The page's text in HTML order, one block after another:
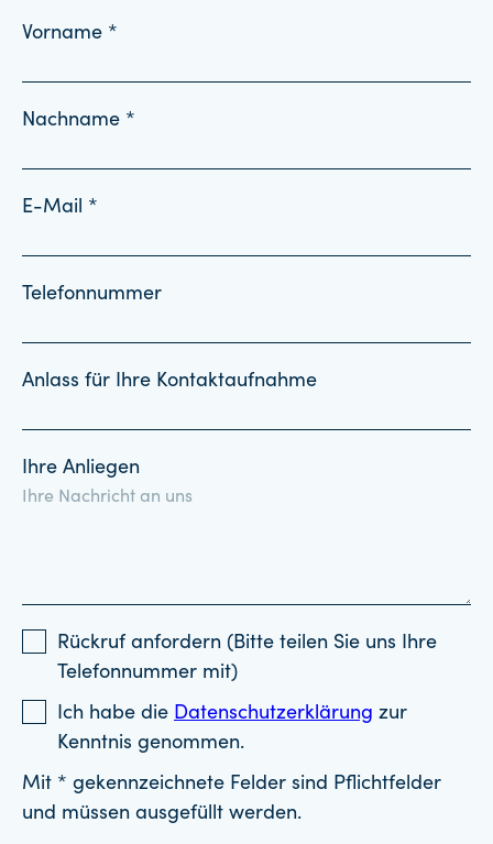
Vorname *
Nachname *
E-Mail *
Telefonnummer
Anlass für Ihre Kontaktaufnahme
Ihre Anliegen
Rückruf anfordern (Bitte teilen Sie uns Ihre
Telefonnummer mit)
Ich habe die Datenschutzerklärung zur
Kenntnis genommen.
Mit * gekennzeichnete Felder sind Pflichtfelder
und müssen ausgefüllt werden.